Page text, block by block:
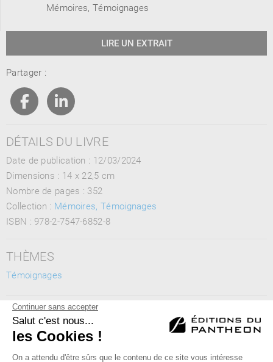
Mémoires, Témoignages
LIRE UN EXTRAIT
Partager :
DÉTAILS DU LIVRE
Date de publication : 12/03/2024
Dimensions : 14 x 22,5 cm
Nombre de pages : 352
Collection : Mémoires, Témoignages
ISBN : 978-2-7547-6852-8
THÈMES
Témoignages
MOTS CLÉS
grâce, foi, imposition des mains, enseignement, Lumière